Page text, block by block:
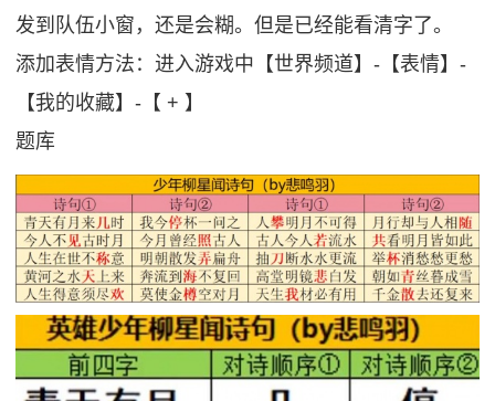
发到队伍小窗，还是会糊。但是已经能看清字了。
添加表情方法：进入游戏中【世界频道】-【表情】-
【我的收藏】-【 + 】
题库